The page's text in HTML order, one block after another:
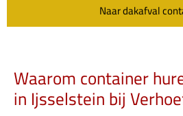
Naar dakafval
Waarom container
in Ijsselstein bij